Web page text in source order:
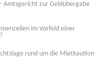
Amtsgericht zur Geldübergabe
im Vorfeld einer
rund um die Mietkaution